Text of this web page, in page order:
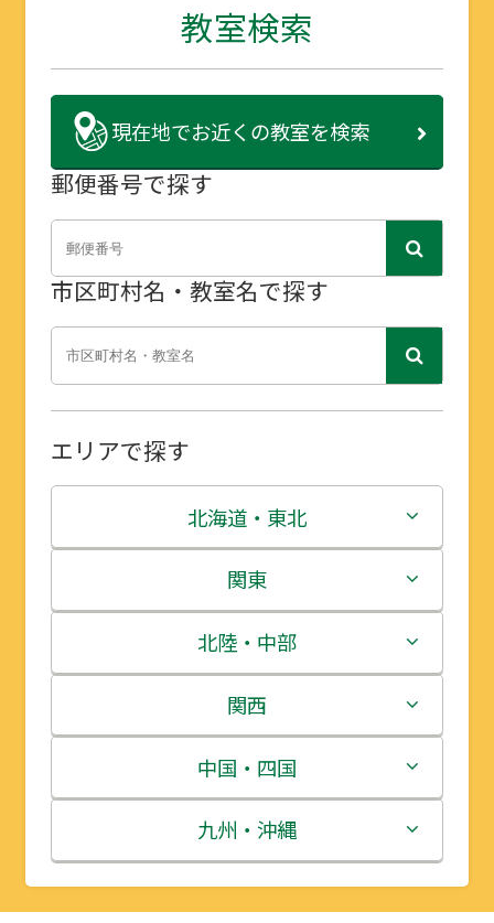
教室検索
現在地でお近くの教室を検索
郵便番号で探す
市区町村名・教室名で探す
エリアで探す
北海道・東北
北海道
青森県
岩手県
宮城県
秋田県
山形県
関東
茨城県
栃木県
群馬県
埼玉県
千葉県
北陸・中部
新潟県
富山県
石川県
福井県
関西
三重県
滋賀県
京都府
中国・四国
鳥取県
島根県
九州・沖縄
福岡県